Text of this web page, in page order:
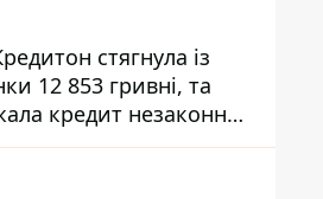
стягнула із
12 853 гривні, та
кредит незаконним
суд